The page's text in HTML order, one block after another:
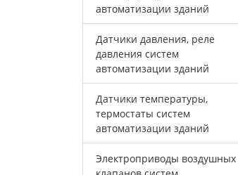
автоматизации зданий
Датчики давления, реле
давления систем
автоматизации зданий
Датчики температуры,
термостаты систем
автоматизации зданий
Электроприводы воздушных